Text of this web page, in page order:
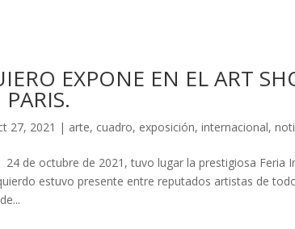
EXPONE EN EL ART
27, 2021 | arte, cuadro, exposición,internacional,
de octubre de 2021, tuvo lugar la prestigiosa Feria
estuvo presente entre reputados artistas de